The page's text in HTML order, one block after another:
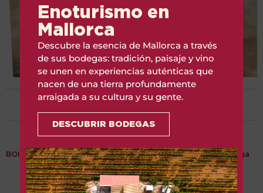
mayo 24, 2023
BOIB-CREACIO-CR-VI-DELA-TERRA-DE-MALLORCA Descarga
Enoturismo en
Mallorca
Descubre la esencia de Mallorca a través
de sus bodegas: tradición, paisaje y vino
se unen en experiencias auténticas que
nacen de una tierra profundamente
arraigada a su cultura y su gente.
DESCUBRIR BODEGAS